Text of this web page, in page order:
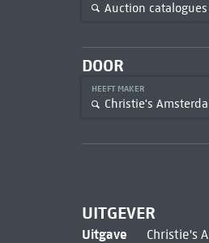
Auction catalogues
DOOR
HEEFT MAKER
Christie's
UITGEVER
Uitgave Christie's